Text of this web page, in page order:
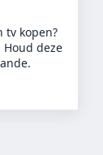
Peele:
hij... voelt